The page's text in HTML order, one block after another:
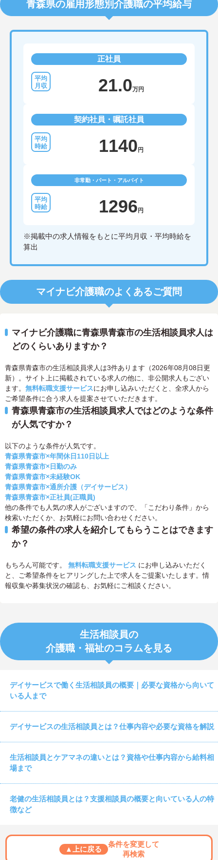
青森県の雇用形態別介護職の平均給与
正社員
21.0万円
契約社員・嘱託社員
1140 円
非常勤・パート・アルバイト
1296 円
※掲載中の求人情報をもとに平均月収・平均時給を
算出
マイナビ介護職のよくあるご質問
マイナビ介護職に青森県青森市の生活相談員求人は
どのくらいありますか？
青森県青森市の生活相談員求人は3件あります（2026年08月08日更
新）。サイト上に掲載されている求人の他に、非公開求人もござい
ます。 無料転職支援サービスにお申し込みいただくと、全求人から
ご希望条件に合う求人を提案させていただきます。
青森県青森市の生活相談員求人ではどのような条件
が人気ですか？
以下のような条件が人気です。
青森県青森市×年間休日110日以上
青森県青森市×日勤のみ
青森県青森市×未経験OK
青森県青森市×通所介護（デイサービス）
青森県青森市×正社員(正職員)
他の条件でも人気の求人がございますので、「こだわり条件」から
検索いただくか、お気軽にお問い合わせください。
希望の条件の求人を紹介してもらうことはできます
か？
もちろん可能です。 無料転職支援サービス にお申し込みいただく
と、ご希望条件をヒアリングした上で求人をご提案いたします。情
報収集や募集状況の確認も、お気軽にご相談ください。
生活相談員の
介護職・福祉のコラムを見る
デイサービスで働く生活相談員の概要｜必要な資格から向いて
いる人まで
デイサービスの生活相談員とは？仕事内容や必要な資格を解説
生活相談員とケアマネの違いとは？資格や仕事内容から給料相
場まで
老健の生活相談員とは？支援相談員の概要と向いている人の特
徴など
▲上に戻る
条件を変更して
再検索